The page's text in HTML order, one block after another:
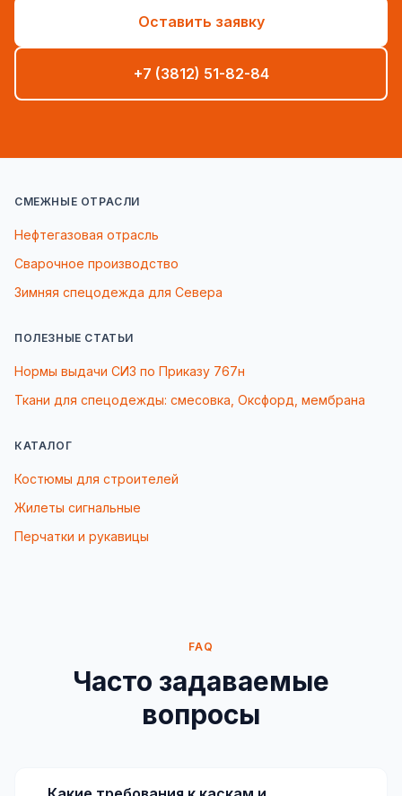
Оставить заявку
+7 (3812) 51-82-84
СМЕЖНЫЕ ОТРАСЛИ
Нефтегазовая отрасль
Сварочное производство
Зимняя спецодежда для Севера
ПОЛЕЗНЫЕ СТАТЬИ
Нормы выдачи СИЗ по Приказу 767н
Ткани для спецодежды: смесовка, Оксфорд, мембрана
КАТАЛОГ
Костюмы для строителей
Жилеты сигнальные
Перчатки и рукавицы
FAQ
Часто задаваемые
вопросы